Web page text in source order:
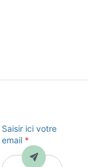
Saisir ici votre
email *
Envoyer